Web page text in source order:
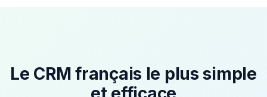
Le CRM français le plus simple